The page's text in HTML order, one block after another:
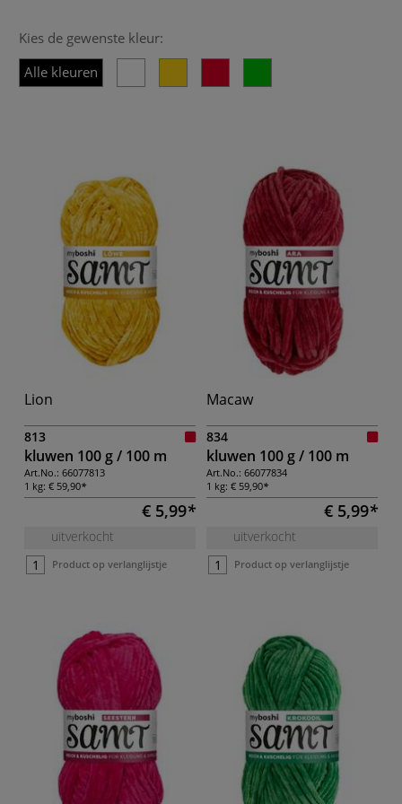
Kies de gewenste kleur:
Alle kleuren
Lion
813
kluwen 100 g / 100 m
Art.No.: 66077813
1 kg: € 59,90
€ 5,99
uitverkocht
Product op verlanglijstje
Macaw
834
kluwen 100 g / 100 m
Art.No.: 66077834
1 kg: € 59,90
€ 5,99
uitverkocht
Product op verlanglijstje